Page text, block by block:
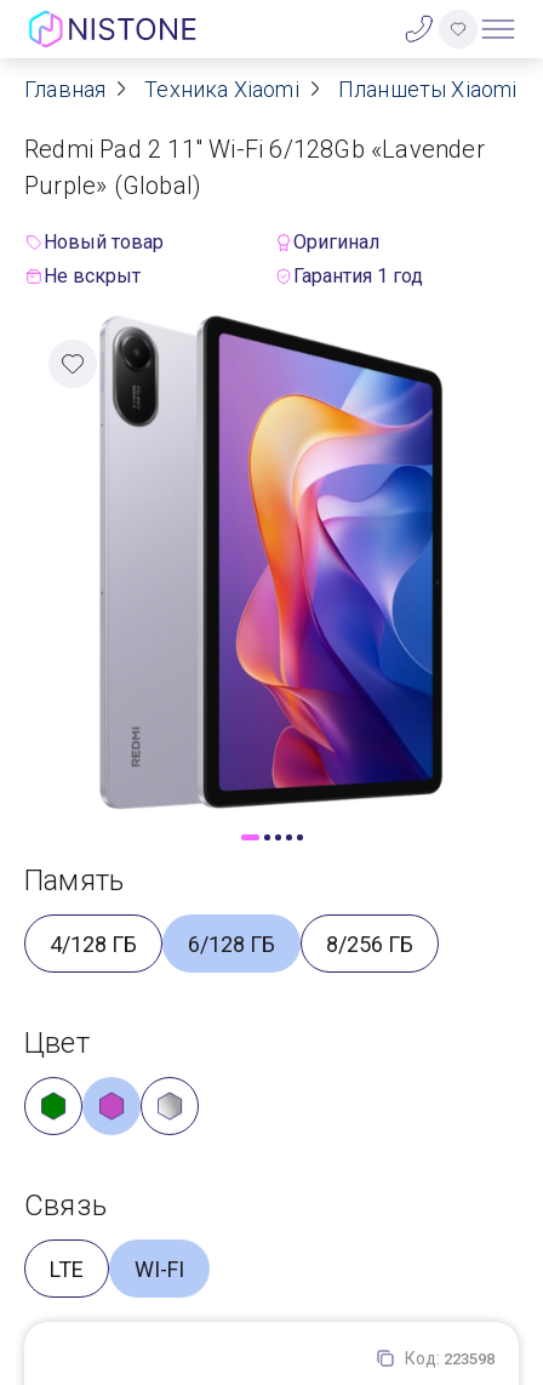
Акции
О нас
Договор оферты
Реквизиты
Контакты
Trade-In
Главная Техника Xiaomi Планшеты Xiaomi
Redmi Pad 2 11" Wi-Fi 6/128Gb «Lavender
Purple» (Global)
Новый товар
Оригинал
Не вскрыт
Гарантия 1 год
Память
4/128 ГБ 6/128 ГБ 8/256 ГБ
Цвет
Связь
LTE WI-FI
Код: 223598